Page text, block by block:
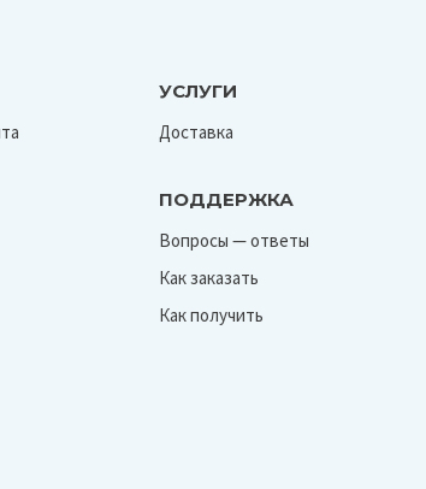
УСЛУГИ
Доставка
ПОДДЕРЖКА
Вопросы — ответы
Как заказать
Как получить